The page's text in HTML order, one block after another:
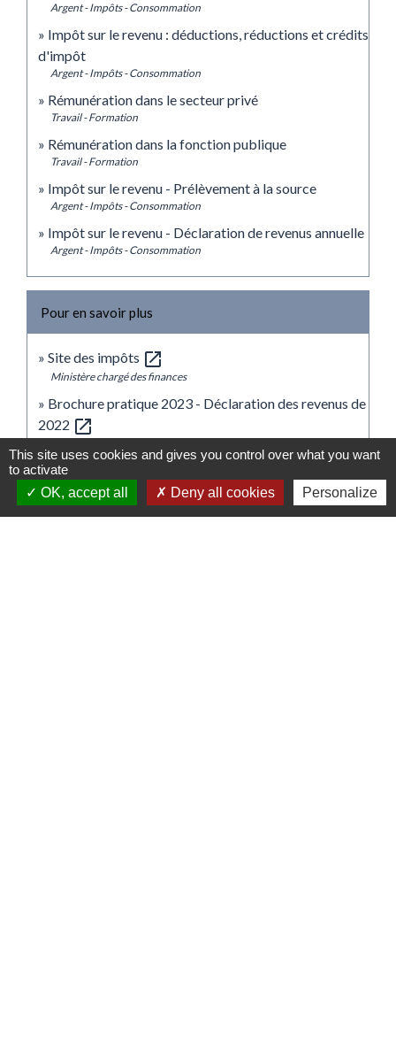
Argent - Impôts - Consommation
Impôt sur le revenu : déductions, réductions et crédits
d'impôt
Argent - Impôts - Consommation
Rémunération dans le secteur privé
Travail - Formation
Rémunération dans la fonction publique
Travail - Formation
Impôt sur le revenu - Prélèvement à la source
Argent - Impôts - Consommation
Impôt sur le revenu - Déclaration de revenus annuelle
Argent - Impôts - Consommation
Pour en savoir plus
Site des impôts open_in_new
Ministère chargé des finances
Brochure pratique 2023 - Déclaration des revenus de
2022 open_in_new
Impôt sur le revenu : dépliants d'information
Ministère chargé des finances
This site uses cookies and gives you control over what you want
to activate
OK, accept all
Deny all cookies Personalize